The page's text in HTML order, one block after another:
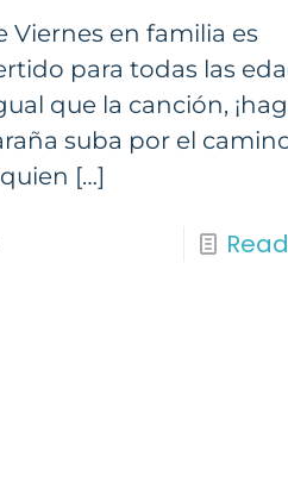
Viernes en familia es
para todas las
que la canción,
suba por el
[…]